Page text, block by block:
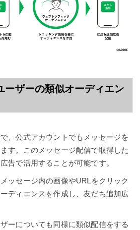
ーザーの類似オーディエン
、公式アカウントでもメッセージを
す。このメッセージ配信で取得した
告で活用することが可能です。
ッセージ内の画像やURLをクリック
ディエンスを作成し、友だち追加広
ーについても同様に類似配信をする